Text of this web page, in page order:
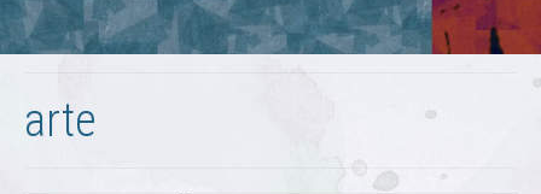
arte